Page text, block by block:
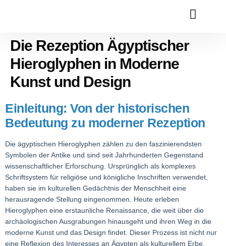
Die Rezeption Ägyptischer
Hieroglyphen in Moderne
Kunst und Design
Einleitung: Von der historischen
Bedeutung zu moderner Rezeption
Die ägyptischen Hieroglyphen zählen zu den faszinierendsten
Symbolen der Antike und sind seit Jahrhunderten Gegenstand
wissenschaftlicher Erforschung. Ursprünglich als komplexes
Schriftsystem für religiöse und königliche Inschriften verwendet,
haben sie im kulturellen Gedächtnis der Menschheit eine
herausragende Stellung eingenommen. Heute erleben
Hieroglyphen eine erstaunliche Renaissance, die weit über die
archäologischen Ausgrabungen hinausgeht und ihren Weg in die
moderne Kunst und das Design findet. Dieser Prozess ist nicht nur
eine Reflexion des Interesses an Ägypten als kulturellem Erbe,